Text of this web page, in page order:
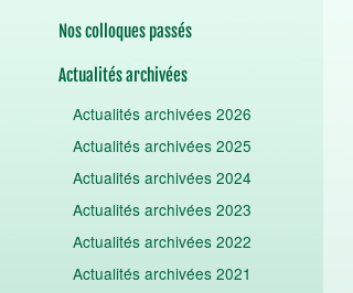
Nos colloques passés
Actualités archivées
Actualités archivées 2026
Actualités archivées 2025
Actualités archivées 2024
Actualités archivées 2023
Actualités archivées 2022
Actualités archivées 2021